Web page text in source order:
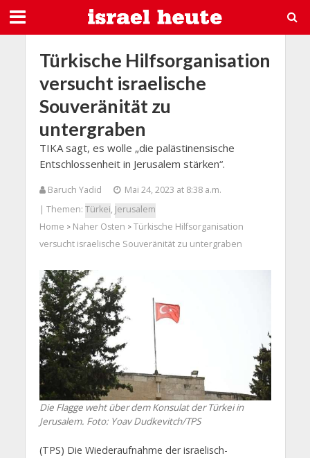
Türkische Hilfsorganisation
versucht israelische
Souveränität zu
untergraben
TIKA sagt, es wolle „die palästinensische
Entschlossenheit in Jerusalem stärken“.
Baruch Yadid
Mai 24, 2023 at 8:38 a.m.
| Themen: Türkei, Jerusalem
Home > Naher Osten > Türkische Hilfsorganisation
versucht israelische Souveränität zu untergraben
Die Flagge weht über dem Konsulat der Türkei in
Jerusalem. Foto: Yoav Dudkevitch/TPS
(TPS) Die Wiederaufnahme der israelisch-